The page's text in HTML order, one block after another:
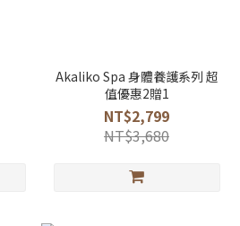
Akaliko Spa 身體養護系列 超
值優惠2贈1
NT$2,799
NT$3,680